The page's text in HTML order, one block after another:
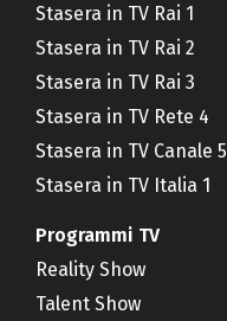
Stasera in TV Rai 1
Stasera in TV Rai 2
Stasera in TV Rai 3
Stasera in TV Rete 4
Stasera in TV Canale 5
Stasera in TV Italia 1
Programmi TV
Reality Show
Talent Show